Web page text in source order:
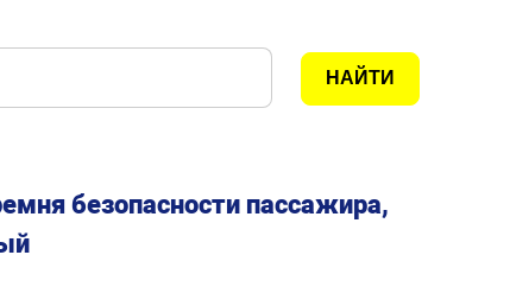
безопасности пассажира,